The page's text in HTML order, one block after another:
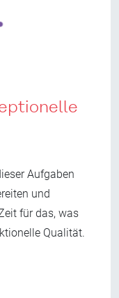
Aufgaben
und
für das, was
Qualität.